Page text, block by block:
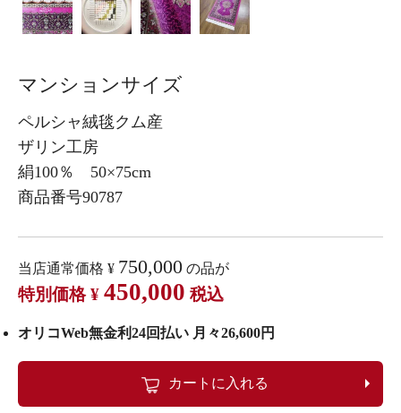
マンションサイズ
ペルシャ絨毯クム産
ザリン工房
絹100％ 50×75cm
商品番号90787
当店通常価格 ¥ 750,000 の品が
特別価格 ¥ 450,000 税込
オリコWeb無金利24回払い 月々26,600円
カートに入れる